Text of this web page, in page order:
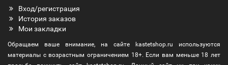
Вход/регистрация
История заказов
Мои закладки
Обращаем ваше внимание, на сайте kastetshop.ru используются
материалы с возрастным ограничением 18+. Если вам меньше 18 лет